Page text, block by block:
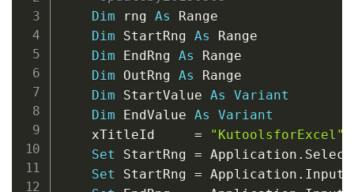
Dim rng As Range
Dim StartRng As Range
Dim EndRng As Range
Dim OutRng As Range
Dim StartValue As
Variant
Dim EndValue As
Variant
	xTitleId
=
"KutoolsforExcel"
Set StartRng = Application .
Set StartRng = Application .